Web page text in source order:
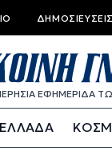
Top
bar
ΔΗΜΟΣΙΕΎΣΕΙΣ
ΕΦΗΜΕΡΙΔΑ
ΕΛΛΑΔΑ